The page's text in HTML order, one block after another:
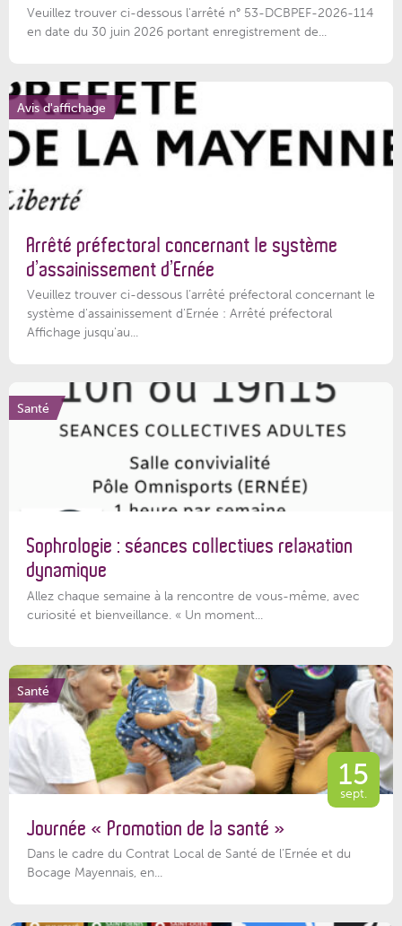
Veuillez trouver ci-dessous l'arrêté n° 53-DCBPEF-2026-114
en date du 30 juin 2026 portant enregistrement de...
Avis d'affichage
Arrêté préfectoral concernant le système
d’assainissement d’Ernée
Veuillez trouver ci-dessous l’arrêté préfectoral concernant le
système d'assainissement d'Ernée : Arrêté préfectoral
Affichage jusqu'au...
Santé
Sophrologie : séances collectives relaxation
dynamique
Allez chaque semaine à la rencontre de vous-même, avec
curiosité et bienveillance. « Un moment...
Santé
15
sept.
Journée « Promotion de la santé »
Dans le cadre du Contrat Local de Santé de l’Ernée et du
Bocage Mayennais, en...